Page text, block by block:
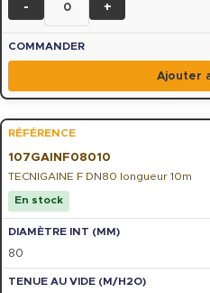
- +
Ajouter
107GAINF08010
TECNIGAINE F DN80 longueur 10m
En stock
80